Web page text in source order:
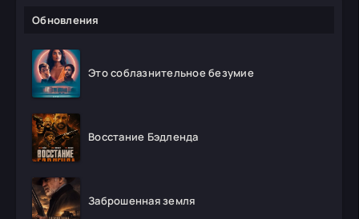
Обновления
Это соблазнительное безумие
Восстание Бэдленда
Заброшенная земля